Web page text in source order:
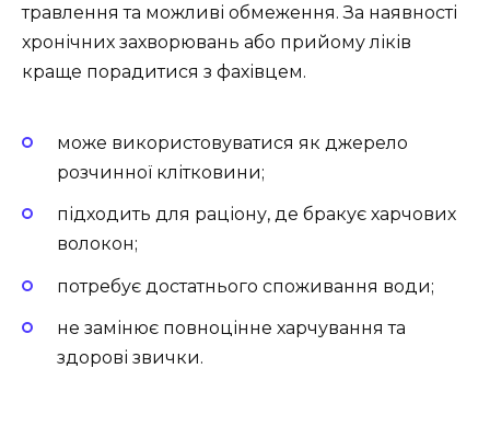
травлення та можливі обмеження. За наявності
хронічних захворювань або прийому ліків
краще порадитися з фахівцем.
може використовуватися як джерело
розчинної клітковини;
підходить для раціону, де бракує харчових
волокон;
потребує достатнього споживання води;
не замінює повноцінне харчування та
здорові звички.